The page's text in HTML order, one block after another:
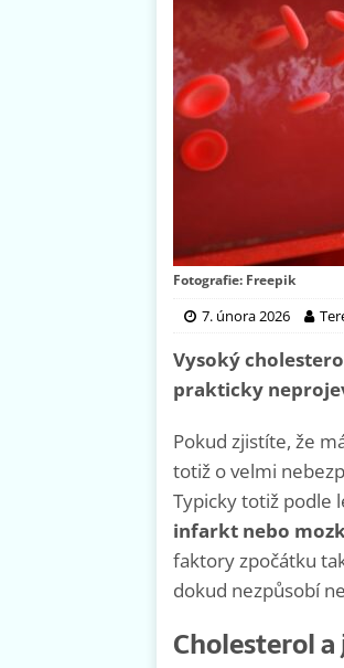
Fotografie: Freepik
7. února 2026
Vysoký
prakticky
Pokud zjistíte, že
totiž o velmi
Typicky totiž podle
infarkt nebo
faktory zpočátku
dokud nezpůsobí
Cholesterol